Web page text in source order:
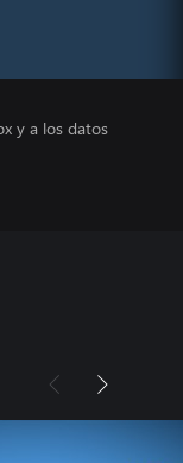
y a los datos